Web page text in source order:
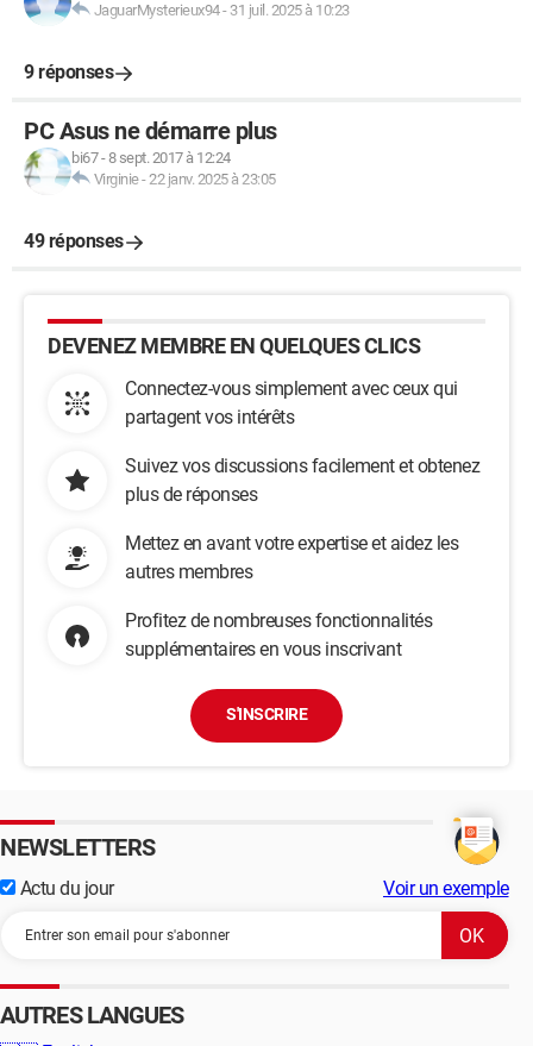
JaguarMysterieux94- 31 juil. 2025 à 10:23
9 réponses
PC Asus ne démarre plus
bi67-8 sept. 2017 à 12:24
Virginie-22 janv. 2025 à 23:05
49 réponses
DEVENEZ MEMBRE EN QUELQUES CLICS
Connectez-vous simplement avec ceux qui
partagent vos intérêts
Suivez vos discussions facilement et obtenez
plus de réponses
Mettez en avant votre expertise et aidez les
autres membres
Profitez de nombreuses fonctionnalités
supplémentaires en vous inscrivant
S'INSCRIRE
NEWSLETTERS
Actu du jour Voir un exemple
AUTRES LANGUES